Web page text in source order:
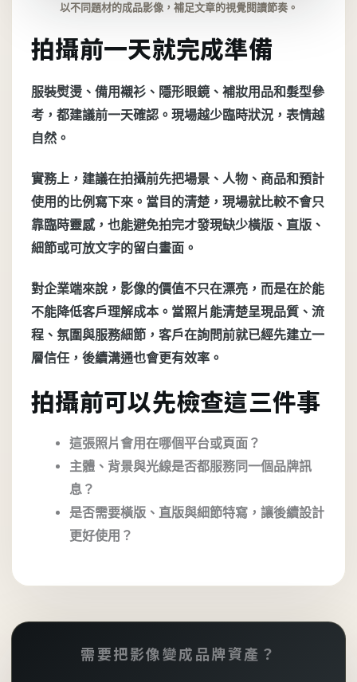
以不同題材的成品影像，補足文章的視覺閱讀節奏。
拍攝前一天就完成準備
服裝熨燙、備用襯衫、隱形眼鏡、補妝用品和髮型參
考，都建議前一天確認。現場越少臨時狀況，表情越
自然。
實務上，建議在拍攝前先把場景、人物、商品和預計
使用的比例寫下來。當目的清楚，現場就比較不會只
靠臨時靈感，也能避免拍完才發現缺少橫版、直版、
細節或可放文字的留白畫面。
對企業端來說，影像的價值不只在漂亮，而是在於能
不能降低客戶理解成本。當照片能清楚呈現品質、流
程、氛圍與服務細節，客戶在詢問前就已經先建立一
層信任，後續溝通也會更有效率。
拍攝前可以先檢查這三件事
這張照片會用在哪個平台或頁面？
主體、背景與光線是否都服務同一個品牌訊
息？
是否需要橫版、直版與細節特寫，讓後續設計
更好使用？
需要把影像變成品牌資產？